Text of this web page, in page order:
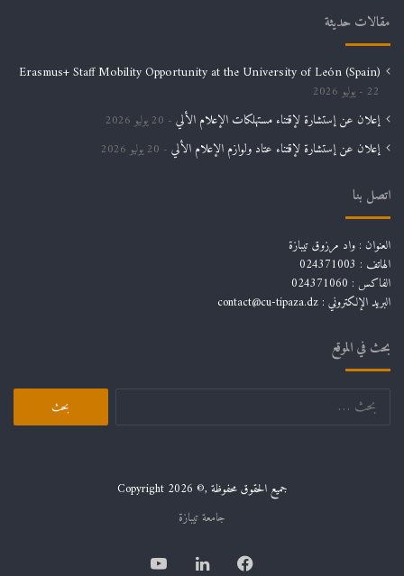
مقالات حديثة
Erasmus+ Staff Mobility Opportunity at the University of León (Spain)
22 يوليو 2026
إعلان عن إستشارة لإقتناء مستهلكات الإعلام الألي 20 يوليو 2026
إعلان عن إستشارة لإقتناء عتاد ولوازم الإعلام الألي 20 يوليو 2026
اتصل بنا
العنوان : واد مرزوق تيبازة
الهاتف : 024371003
الفاكس : 024371060
البريد الإلكتروني : contact@cu-tipaza.dz
بحث في الموقع
البحث
جميع الحقوق محفوظة ,© Copyright 2026
جامعة تيبازة
فيسبوكلينكدإن يوتيوب